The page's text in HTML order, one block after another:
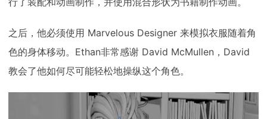
之后，他必须使用 Marvelous Designer 来模拟衣服随着角
色的身体移动。Ethan非常感谢 David McMullen，David
教会了他如何尽可能轻松地操纵这个角色。